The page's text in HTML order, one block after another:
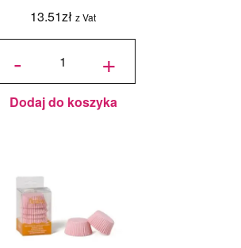
13.51zł z Vat
-
ilość
Decora -
75 szt. +
Dodaj do koszyka